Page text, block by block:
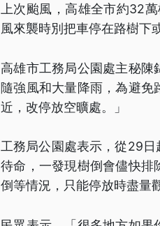
上次颱風，高雄全市約32
風來襲時別把車停在路樹下
高雄市工務局公園處主秘
隨強風和大量降雨，為避免
近，改停放空曠處。」
工務局公園處表示，從29
待命，一發現樹倒會儘快排
倒等情況，只能停放時盡量